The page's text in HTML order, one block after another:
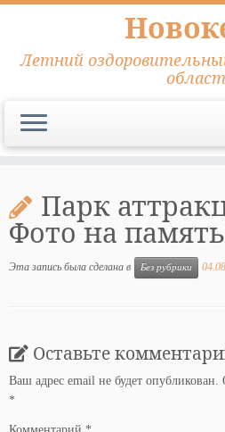
содержимому
Летний
Парк
Фото на память
Эта запись была сделана в Без рубрики
Оставьте
Ваш адрес email не будет опубликован.
*